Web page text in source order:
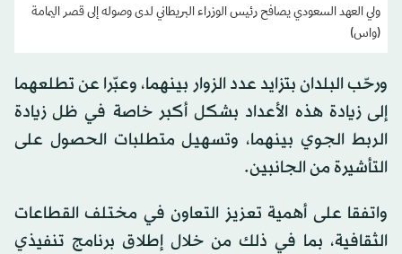
ولي العهد السعودي يصافح رئيس الوزراء البريطاني لدى وصوله إلى قصر اليمامة
(واس)
ورحّب البلدان بتزايد عدد الزوار بينهما، وعبّرا عن تطلعهما
إلى زيادة هذه الأعداد بشكل أكبر خاصة في ظل زيادة
الربط الجوي بينهما، وتسهيل متطلبات الحصول على
التأشيرة من الجانبين.
واتفقا على أهمية تعزيز التعاون في مختلف القطاعات
الثقافية، بما في ذلك من خلال إطلاق برنامج تنفيذي